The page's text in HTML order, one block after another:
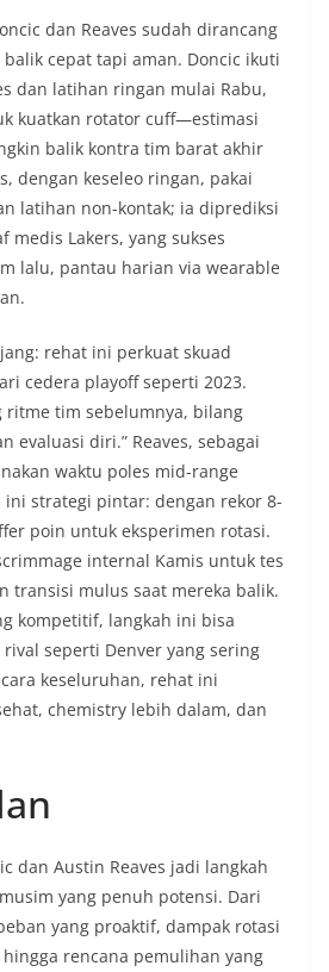
dan Reaves sudah dirancang
cepat tapi aman. Doncic ikuti
dan latihan ringan mulai Rabu,
kuatkan rotator cuff—estimasi
balik kontra tim barat akhir
dengan keseleo ringan, pakai
latihan non-kontak; ia diprediksi
medis Lakers, yang sukses
lalu, pantau harian via wearable
rehat ini perkuat skuad
cedera playoff seperti 2023.
ritme tim sebelumnya, bilang
evaluasi diri.” Reaves, sebagai
waktu poles mid-range
ini strategi pintar: dengan rekor 8-
poin untuk eksperimen rotasi.
internal Kamis untuk tes
transisi mulus saat mereka balik.
kompetitif, langkah ini bisa
seperti Denver yang sering
keseluruhan, rehat ini
chemistry lebih dalam, dan
dan Austin Reaves jadi langkah
yang penuh potensi. Dari
yang proaktif, dampak rotasi
rencana pemulihan yang